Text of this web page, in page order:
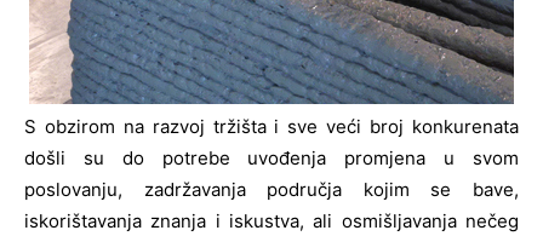
S obzirom na razvoj tržišta i sve veći broj konkurenata
došli su do potrebe uvođenja promjena u svom
poslovanju, zadržavanja područja kojim se bave,
iskorištavanja znanja i iskustva, ali osmišljavanja nečeg